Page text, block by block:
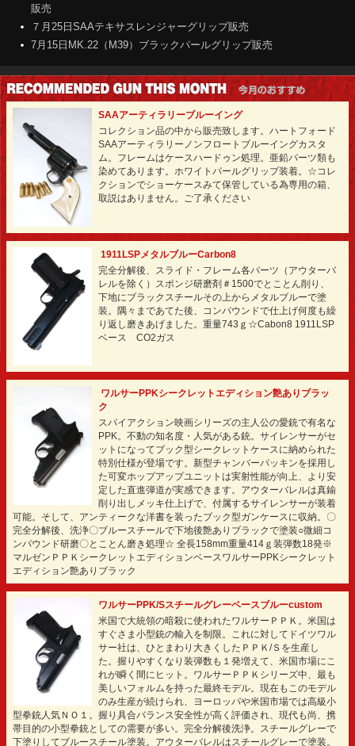
販売
７月25日SAAテキサスレンジャーグリップ販売
7月15日MK.22（M39）ブラックパールグリップ販売
7月1日MK.22（M39）ホワイトパールグリップ販売
6月22日MK.22ウォールナットグリップ販売
6月22日P38カスタム再販
6月16日ワルサーPPKシークレットエディショングレーブルー再販
SAAアーティラリーブルーイング
コレクション品の中から販売致します。ハートフォード
SAAアーティラリーノンフロートブルーイングカスタ
ム。フレームはケースハードゥン処理。亜鉛パーツ類も
染めてあります。ホワイトパールグリップ装着。☆コレ
クションでショーケースみて保管している為専用の箱、
取説はありません。ご了承ください
1911LSPメタルブルーCarbon8
完全分解後、スライド・フレーム各パーツ（アウターバ
レルを除く）スポンジ研磨剤＃1500でとことん削り、
下地にブラックスチールその上からメタルブルーで塗
装。隅々まであてた後、コンパウンドで仕上げ何度も繰
り返し磨きあげました。重量743ｇ☆Cabon8 1911LSP
ベース CO2ガス
ワルサーPPKシークレットエディション艶ありブラッ
ク
スパイアクション映画シリーズの主人公の愛銃で有名な
PPK。不動の知名度・人気がある銃。サイレンサーがセ
ットになってブック型シークレットケースに納められた
特別仕様が登場です。新型チャンバーパッキンを採用し
た可変ホップアップユニットは実射性能が向上、より安
定した直進弾道が実感できます。アウターバレルは真鍮
削り出しメッキ仕上げで、付属するサイレンサーが装着
可能。そして、アンティークな洋書を装ったブック型ガンケースに収納。〇
完全分解後、洗浄〇ブルースチールで下地後艶ありブラックで塗装○微細コ
ンパウンド研磨〇とことん磨き処理☆ 全長158mm重量414ｇ装弾数18発※
マルゼンＰＰＫシークレットエディションベースワルサーPPKシークレット
エディション艶ありブラック
ワルサーPPK/Sスチールグレーベースブルーcustom
米国で大統領の暗殺に使われたワルサーＰＰＫ。米国は
すぐさま小型銃の輸入を制限。これに対してドイツワル
サー社は、ひとまわり大きくしたＰＰＫ/Ｓを生産し
た。握りやすくなり装弾数も１発増えて、米国市場にこ
れが瞬く間にヒット。ワルサーＰＰＫシリーズ中、最も
美しいフォルムを持った最終モデル。現在もこのモデル
のみ生産が続けられ、ヨーロッパや米国市場では高級小
型拳銃人気ＮＯ１。握り具合バランス安全性が高く評価され、現代も尚、携
帯目的の小型拳銃としての需要が多い。完全分解後洗浄。スチールグレーで
下塗りしてブルースチール塗装。アウターバレルはスチールグレーで塗装。